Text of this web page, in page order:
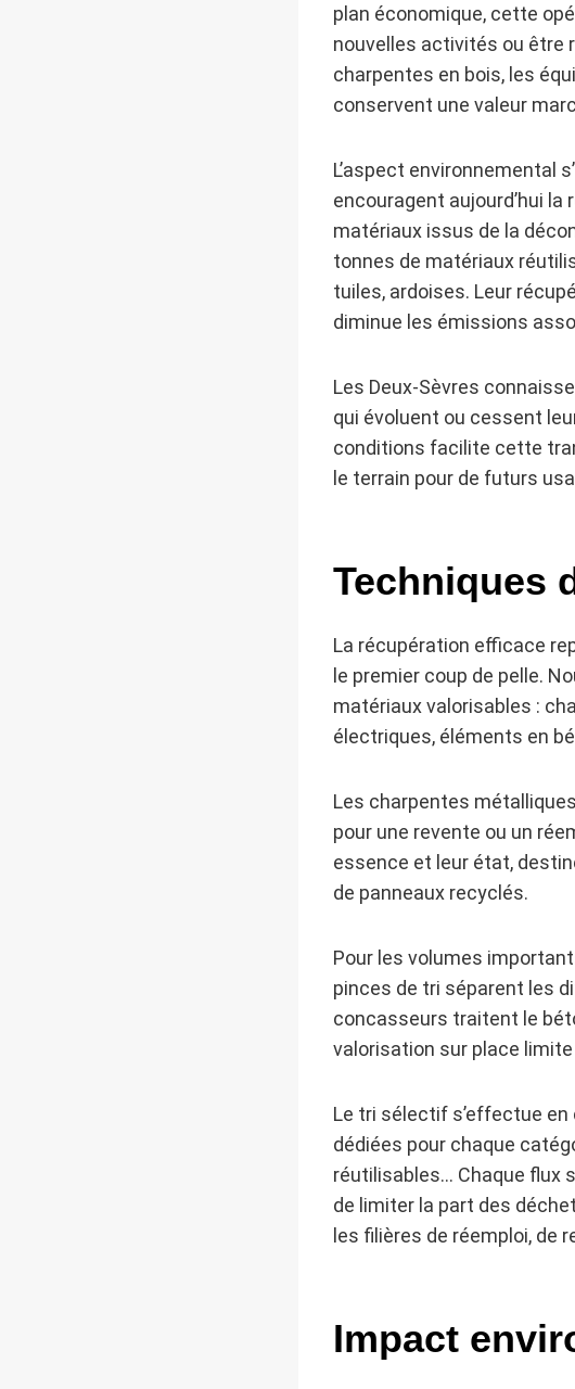
plan économique, cette
nouvelles activités ou être
charpentes en bois, les
conservent une valeur
L’aspect environnemental
encouragent aujourd’hui
matériaux issus de la
tonnes de matériaux
tuiles, ardoises. Leur
diminue les émissions
Les Deux-Sèvres
qui évoluent ou cessent
conditions facilite cette
le terrain pour de futurs
Techniques
La récupération efficace
le premier coup de pelle.
matériaux valorisables :
électriques, éléments en
Les charpentes
pour une revente ou un
essence et leur état,
de panneaux recyclés.
Pour les volumes
pinces de tri séparent les
concasseurs traitent le
valorisation sur place
Le tri sélectif s’effectue
dédiées pour chaque
réutilisables… Chaque flux
de limiter la part des
les filières de réemploi, de
Impact